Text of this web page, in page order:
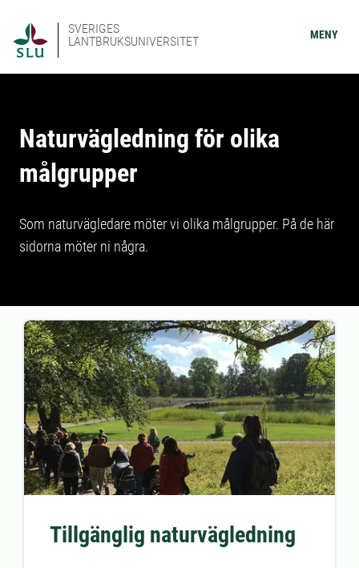
SVERIGES
LANTBRUKSUNIVERSITET
MENY
Naturvägledning för olika
målgrupper
Som naturvägledare möter vi olika målgrupper. På de här
sidorna möter ni några.
Tillgänglig naturvägledning